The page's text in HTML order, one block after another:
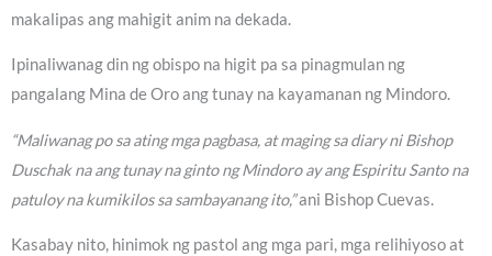
makalipas ang mahigit anim na dekada.
Ipinaliwanag din ng obispo na higit pa sa pinagmulan ng
pangalang Mina de Oro ang tunay na kayamanan ng Mindoro.
“Maliwanag po sa ating mga pagbasa, at maging sa diary ni Bishop
Duschak na ang tunay na ginto ng Mindoro ay ang Espiritu Santo na
patuloy na kumikilos sa sambayanang ito,”ani Bishop Cuevas.
Kasabay nito, hinimok ng pastol ang mga pari, mga relihiyoso at